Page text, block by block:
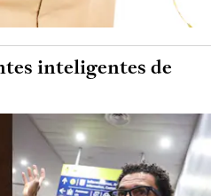
inteligentes de